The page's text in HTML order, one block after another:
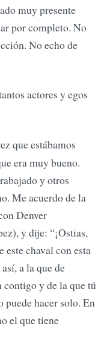
muy presente
por completo. No
No echo de
actores y egos
que estábamos
era muy bueno.
y otros
Me acuerdo de la
Denver
y dije: “¡Ostias,
este chaval con esta
a la que de
contigo y de la que tú
puede hacer solo. En
el que tiene